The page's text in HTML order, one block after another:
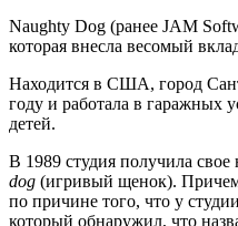
Naughty Dog (ранее JAM
которая внесла весомый
Находится в США, город
году и работала в гаражных
детей.
В 1989 студия получила
dog (игривый щенок).
по причине того, что у
который обнаружил, что